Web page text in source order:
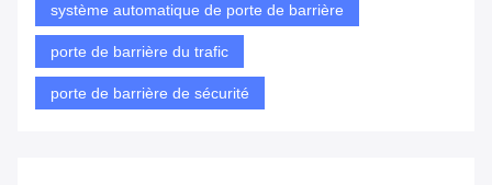
système automatique de porte de barrière
porte de barrière du trafic
porte de barrière de sécurité